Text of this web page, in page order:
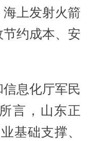
上发射火箭
约成本、安
息化厅军民
言，山东正
基础支撑、